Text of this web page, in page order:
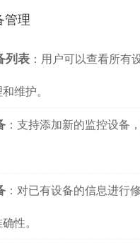
管理
列表 ：用户可以查看所有
维护。
：支持添加新的监控设备
：对已有设备的信息进行
性。